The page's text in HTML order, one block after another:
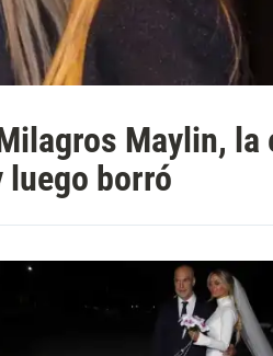
Maylin, la
luego borró